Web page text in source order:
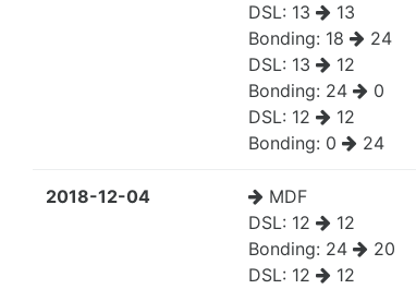
DSL: 13
13
Bonding: 18
24
DSL: 13
12
Bonding: 24
0
DSL: 12
12
Bonding: 0 24
2018-12-04
MDF
DSL: 12
12
Bonding: 24
20
DSL: 12
12